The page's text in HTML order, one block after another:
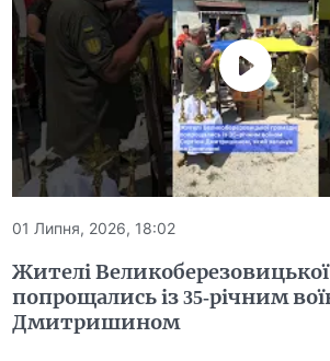
01 Липня, 2026, 18:02
Жителі
попрощались із 35-річним
Дмитришином